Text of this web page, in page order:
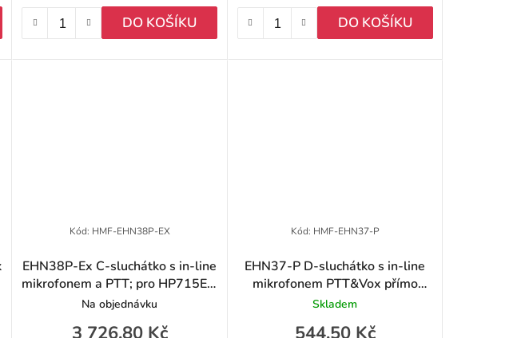
DO KOŠÍKU DO KOŠÍKU
EHN38P-Ex C-sluchátko s in-line
mikrofonem a PTT; pro HP715Ex,
HP795Ex, PT890Ex
Na objednávku
3 726,80 Kč
Kód: HMF-EHN38P-EX
EHN37-P D-sluchátko s in-line
mikrofonem PTT&Vox přímo
připojeným k rádiu; pro řadu
Skladem
544,50 Kč
Kód: HMF-EHN37-P